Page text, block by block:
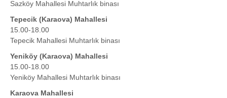
Sazköy Mahallesi Muhtarlık binası
Tepecik (Karaova) Mahallesi
15.00-18.00
Tepecik Mahallesi Muhtarlık binası
Yeniköy (Karaova) Mahallesi
15.00-18.00
Yeniköy Mahallesi Muhtarlık binası
Karaova Mahallesi